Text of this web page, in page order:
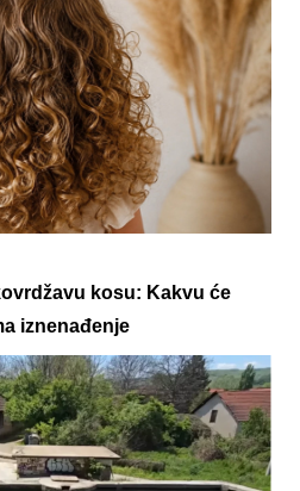
kosu: Kakvu će
iznenađenje